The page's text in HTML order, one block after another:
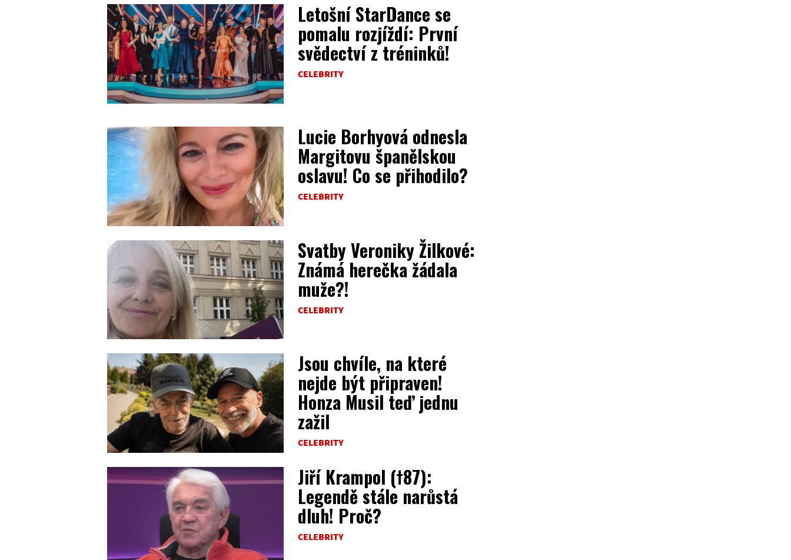
Letošní StarDance se
pomalu rozjíždí: První
svědectví z tréninků!
CELEBRITY
Lucie Borhyová odnesla
Margitovu španělskou
oslavu! Co se přihodilo?
CELEBRITY
Svatby Veroniky Žilkové:
Známá herečka žádala
muže?!
CELEBRITY
Jsou chvíle, na které
nejde být připraven!
Honza Musil teď jednu
zažil
CELEBRITY
Jiří Krampol (†87):
Legendě stále narůstá
dluh! Proč?
CELEBRITY